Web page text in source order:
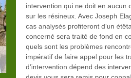
intervention qui ne doit en aucun
sur les résineux. Avec Joseph
cas analysés profiteront d’un
concerné sera traité de fond en
quels sont les problèmes
impératif de faire appel pour les
d’intervention dépend des